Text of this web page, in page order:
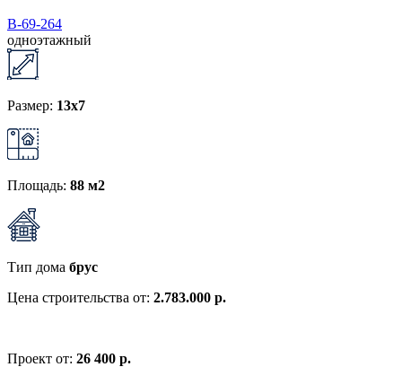
В-69-264
одноэтажный
Размер: 13x7
Площадь: 88 м2
Тип дома брус
Цена строительства от: 2.783.000 р.
Проект от: 26 400 р.